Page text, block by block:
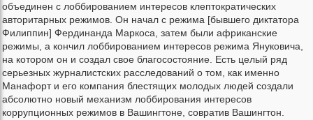
объединен с лоббированием интересов клептократических
авторитарных режимов. Он начал с режима [бывшего диктатора
Филиппин] Фердинанда Маркоса, затем были африканские
режимы, а кончил лоббированием интересов режима Януковича,
на котором он и создал свое благосостояние. Есть целый ряд
серьезных журналистских расследований о том, как именно
Манафорт и его компания блестящих молодых людей создали
абсолютно новый механизм лоббирования интересов
коррупционных режимов в Вашингтоне, совратив Вашингтон.